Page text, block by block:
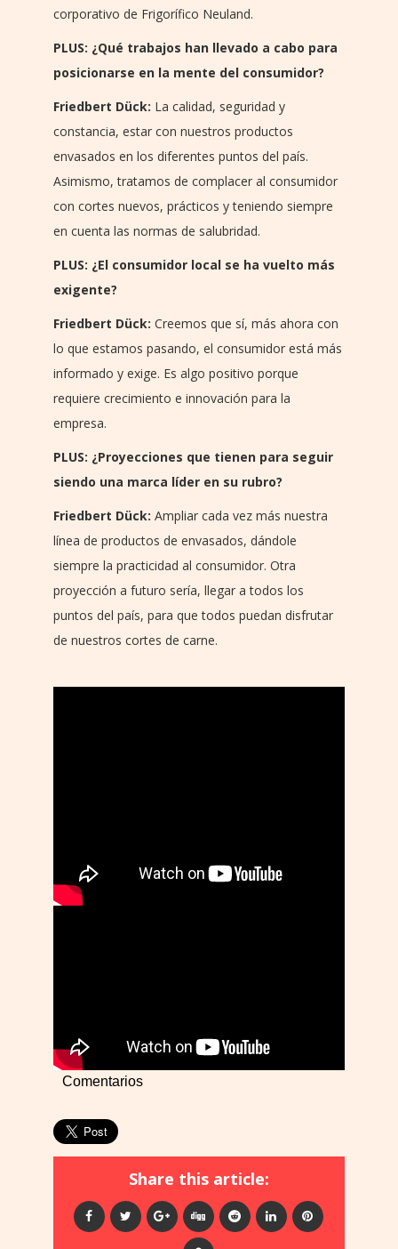
corporativo de Frigorífico Neuland.
PLUS: ¿Qué trabajos han llevado a cabo para
posicionarse en la mente del consumidor?
Friedbert Dück: La calidad, seguridad y
constancia, estar con nuestros productos
envasados en los diferentes puntos del país.
Asimismo, tratamos de complacer al consumidor
con cortes nuevos, prácticos y teniendo siempre
en cuenta las normas de salubridad.
PLUS: ¿El consumidor local se ha vuelto más
exigente?
Friedbert Dück: Creemos que sí, más ahora con
lo que estamos pasando, el consumidor está más
informado y exige. Es algo positivo porque
requiere crecimiento e innovación para la
empresa.
PLUS: ¿Proyecciones que tienen para seguir
siendo una marca líder en su rubro?
Friedbert Dück: Ampliar cada vez más nuestra
línea de productos de envasados, dándole
siempre la practicidad al consumidor. Otra
proyección a futuro sería, llegar a todos los
puntos del país, para que todos puedan disfrutar
de nuestros cortes de carne.
Comentarios
Share this article: